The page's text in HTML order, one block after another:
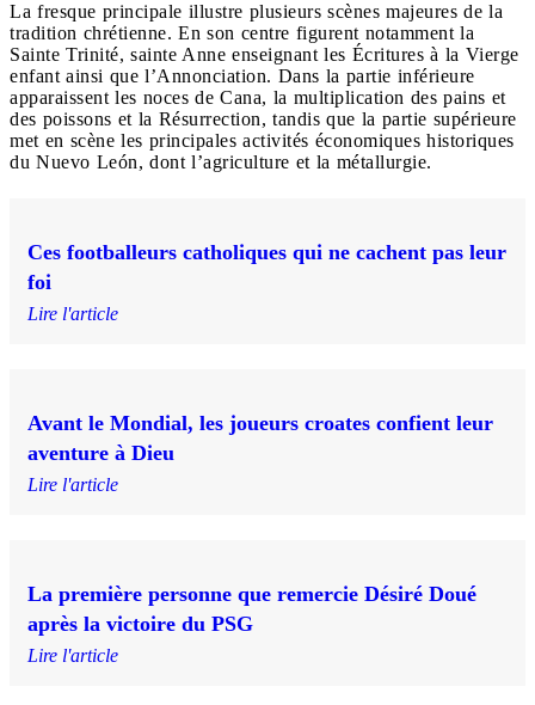
La fresque principale illustre plusieurs scènes majeures de la
tradition chrétienne. En son centre figurent notamment la
Sainte Trinité, sainte Anne enseignant les Écritures à la Vierge
enfant ainsi que l’Annonciation. Dans la partie inférieure
apparaissent les noces de Cana, la multiplication des pains et
des poissons et la Résurrection, tandis que la partie supérieure
met en scène les principales activités économiques historiques
du Nuevo León, dont l’agriculture et la métallurgie.
Ces footballeurs catholiques qui ne cachent pas leur
foi
Lire l'article
Avant le Mondial, les joueurs croates confient leur
aventure à Dieu
Lire l'article
La première personne que remercie Désiré Doué
après la victoire du PSG
Lire l'article